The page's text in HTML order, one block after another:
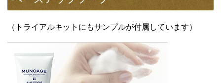
（トライアルキットにもサンプルが付属しています）